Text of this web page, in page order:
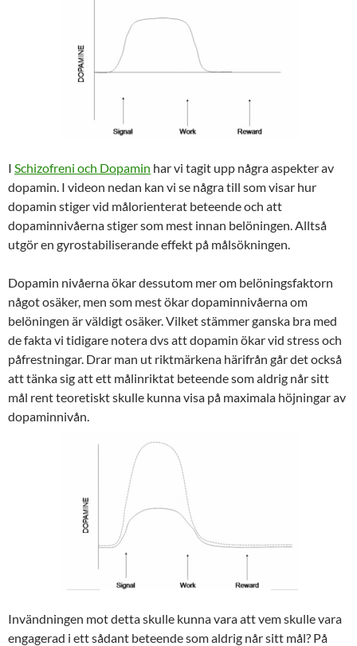
I Schizofreni och Dopamin har vi tagit upp några aspekter av
dopamin. I videon nedan kan vi se några till som visar hur
dopamin stiger vid målorienterat beteende och att
dopaminnivåerna stiger som mest innan belöningen. Alltså
utgör en gyrostabiliserande effekt på målsökningen.
Dopamin nivåerna ökar dessutom mer om belöningsfaktorn
något osäker, men som mest ökar dopaminnivåerna om
belöningen är väldigt osäker. Vilket stämmer ganska bra med
de fakta vi tidigare notera dvs att dopamin ökar vid stress och
påfrestningar. Drar man ut riktmärkena härifrån går det också
att tänka sig att ett målinriktat beteende som aldrig når sitt
mål rent teoretiskt skulle kunna visa på maximala höjningar av
dopaminnivån.
Invändningen mot detta skulle kunna vara att vem skulle vara
engagerad i ett sådant beteende som aldrig når sitt mål? På